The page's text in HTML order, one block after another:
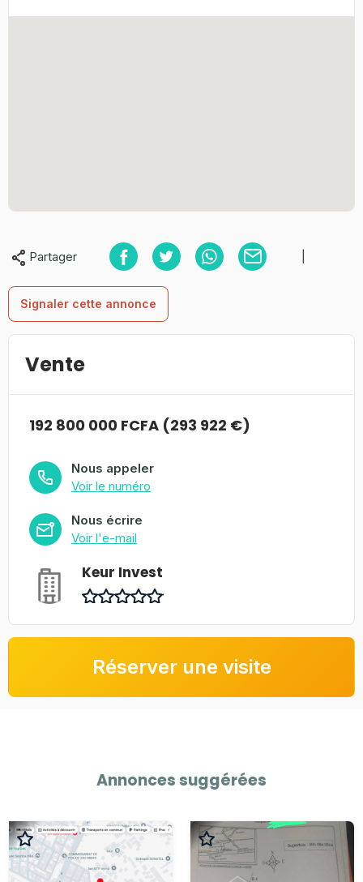
Partager
Signaler cette annonce
Vente
192 800 000 FCFA (293 922 €)
Nous appeler
Voir le numéro
Nous écrire
Voir l'e-mail
Keur Invest
Réserver une visite
Annonces suggérées